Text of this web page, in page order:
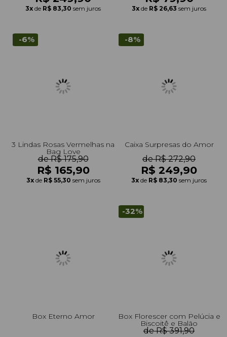
3x de R$ 83,30 sem juros 3x de R$ 26,63 sem juros
-6%
3 Lindas Rosas Vermelhas na
Bag Love
de R$ 175,90
R$ 165,90
3x de R$ 55,30 sem juros
-8%
Caixa Surpresas do Amor
de R$ 272,90
R$ 249,90
3x de R$ 83,30 sem juros
Box Eterno Amor
-32%
Box Florescer com Pelúcia e
Biscoitê e Balão
de R$ 391,90